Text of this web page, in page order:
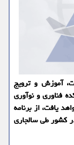
آموزش و ترویج
فناوری و نوآوری
افزایش خواهد یافت، از برنامه
نوآوری در کشور طی سالجاری